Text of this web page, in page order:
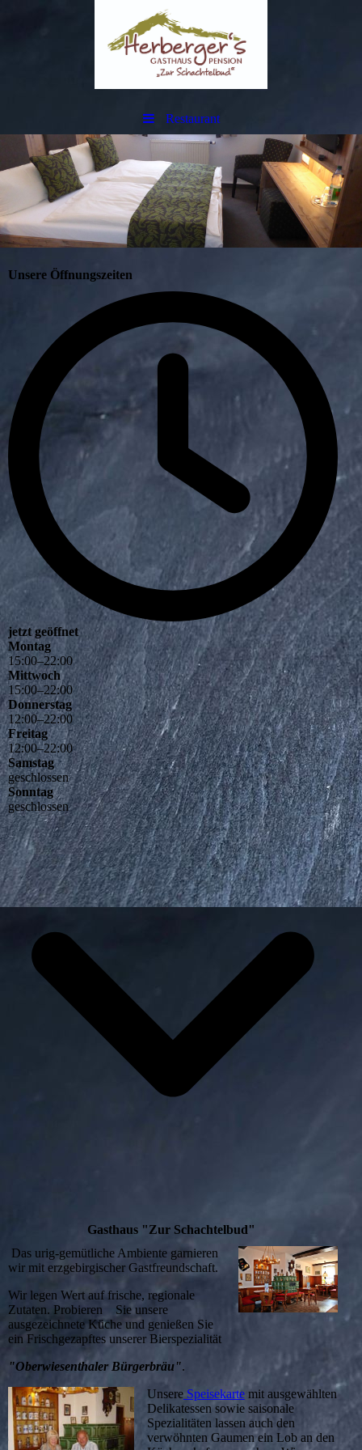
Restaurant
Unsere Öffnungszeiten
jetzt geöffnet
Montag
15:00–22:00
Mittwoch
15:00–22:00
Donnerstag
12:00–22:00
Freitag
12:00–22:00
Samstag
geschlossen
Sonntag
geschlossen
Gasthaus "Zur Schachtelbud"
Das urig-gemütliche Ambiente garnieren
wir mit erzgebirgischer Gastfreundschaft.
Wir legen Wert auf frische, regionale
Zutaten. Probieren Sie unsere
ausgezeichnete Küche und genießen Sie
ein Frischgezapftes unserer Bierspezialität
"Oberwiesenthaler Bürgerbräu".
UnsereSpeisekartemit ausgewählten
Delikatessen sowie saisonale
Spezialitäten lassen auch den
verwöhnten Gaumen ein Lob an den